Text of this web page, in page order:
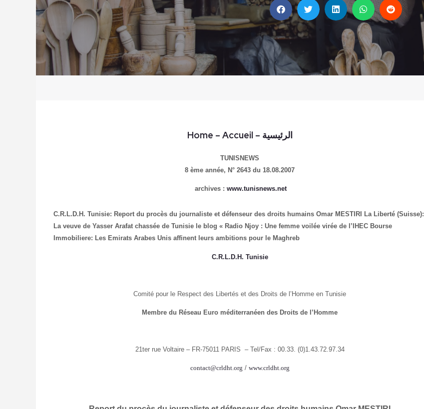
Home – Accueil – الرئيسية
TUNISNEWS
8 ème année, N° 2643 du 18.08.2007
archives :www.tunisnews.net
C.R.L.D.H. Tunisie: Report du procès du journaliste et défenseur des droits humains Omar MESTIRI
La Liberté (Suisse):
La veuve de Yasser Arafat chassée de Tunisie le blog « Radio Njoy : Une femme voilée virée de l’IHEC Bourse
Immobiliere: Les Emirats Arabes Unis affinent leurs ambitions pour le Maghreb
C.R.L.D.H. Tunisie
Comité pour le Respect des Libertés et des Droits de l’Homme en Tunisie
Membre du Réseau Euro méditerranéen des Droits de l’Homme
21ter rue Voltaire – FR-75011 PARIS – Tel/Fax : 00.33. (0)1.43.72.97.34
contact@crldht.org / www.crldht.org